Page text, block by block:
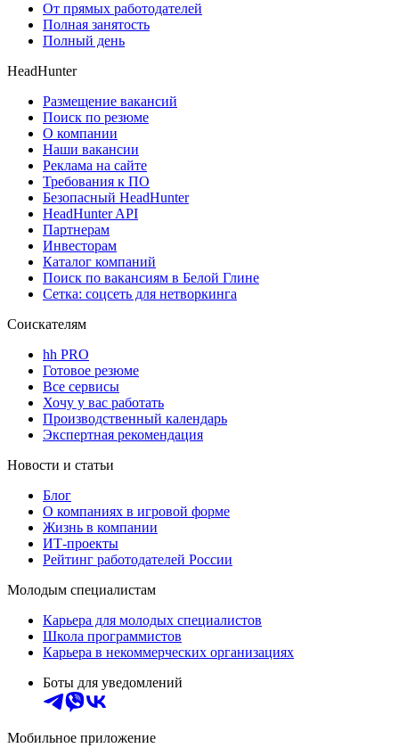
От прямых работодателей
Полная занятость
Полный день
HeadHunter
Размещение вакансий
Поиск по резюме
О компании
Наши вакансии
Реклама на сайте
Требования к ПО
Безопасный HeadHunter
HeadHunter API
Партнерам
Инвесторам
Каталог компаний
Поиск по вакансиям в Белой Глине
Сетка: соцсеть для нетворкинга
Соискателям
hh PRO
Готовое резюме
Все сервисы
Хочу у вас работать
Производственный календарь
Экспертная рекомендация
Новости и статьи
Блог
О компаниях в игровой форме
Жизнь в компании
ИТ-проекты
Рейтинг работодателей России
Молодым специалистам
Карьера для молодых специалистов
Школа программистов
Карьера в некоммерческих организациях
Боты для уведомлений
Мобильное приложение